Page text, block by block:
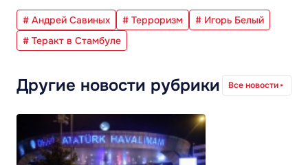
# Андрей Савиных # Терроризм
# Игорь Белый
# Теракт в Стамбуле
Другие новости рубрики Все новости